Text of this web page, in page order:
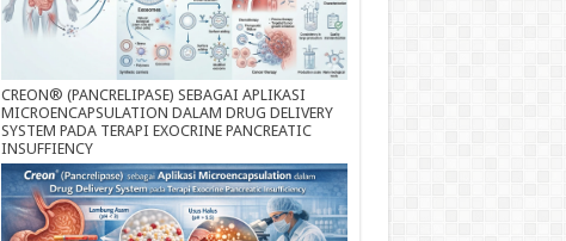
CREON® (PANCRELIPASE) SEBAGAI APLIKASI
MICROENCAPSULATION DALAM DRUG DELIVERY
SYSTEM PADA TERAPI EXOCRINE PANCREATIC
INSUFFIENCY